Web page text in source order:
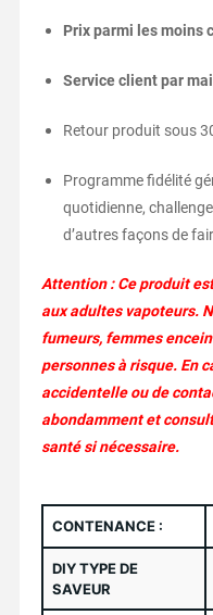
Prix parmi les moins
Service client par
Retour produit sous
Programme fidélité
quotidienne,
d’autres façons de
Attention : Ce produit
aux adultes vapoteurs.
fumeurs, femmes
personnes à risque. En
accidentelle ou de
abondamment et
santé si nécessaire.
CONTENANCE :
DIY TYPE DE
SAVEUR